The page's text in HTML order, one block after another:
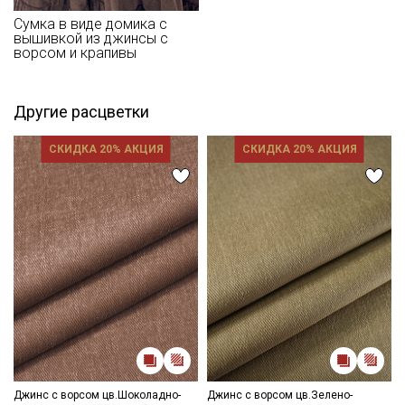
- глажка только с изнаночной стороны.
Цветопередача (тон) может отличаться от оригинального
Сумка в виде домика с
вышивкой из джинсы с
ворсом и крапивы
Другие расцветки
СКИДКА 20% АКЦИЯ
Джинс с ворсом цв.Шоколадно-
СКИДКА 20% АКЦИЯ
Джинс с ворсом цв.Зелено-